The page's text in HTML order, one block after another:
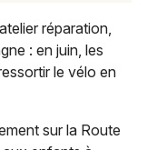
réparation,
: en juin, les
le vélo en
sur la Route